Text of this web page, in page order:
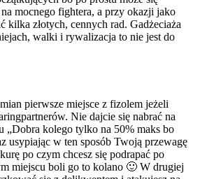
mocnego fightera, a przy okazji jako
kilka złotych, cennych rad. Gadżeciaża
walki i rywalizacja to nie jest do
pierwsze miejsce z fizolem jeżeli
Nie dajcie się nabrać na
„Dobra kolego tylko na 50% maks bo
usypiając w ten sposób Twoją przewagę
po czym chcesz się podrapać po
miejscu boli go to kolano 🙂 W drugiej